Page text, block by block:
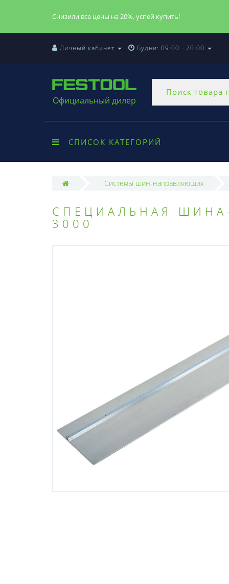
Снизили все цены на 20%, успей купить!
Личный кабинет Будни: 09:00 - 20:00
Официальный дилер
СПИСОК КАТЕГОРИЙ
Системы шин-направляющих
CПЕЦИАЛЬНАЯ
3000